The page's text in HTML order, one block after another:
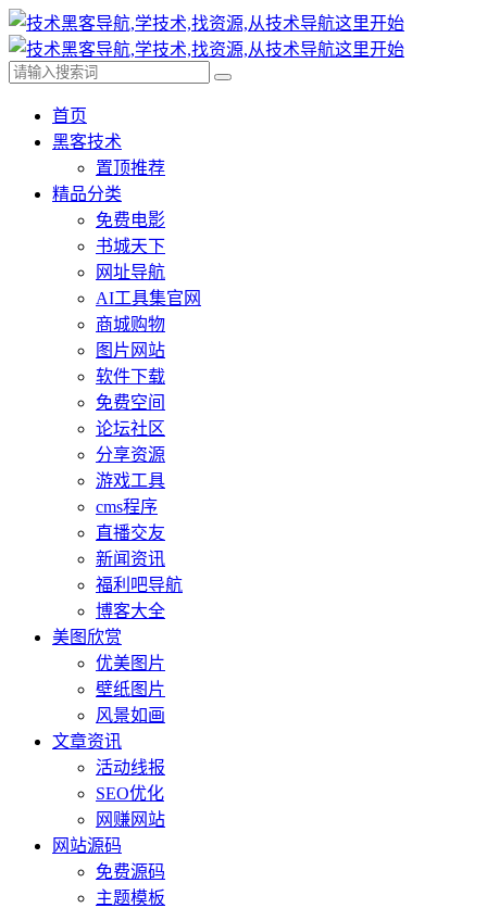
首页
黑客技术
置顶推荐
精品分类
免费电影
书城天下
网址导航
AI工具集官网
商城购物
图片网站
软件下载
免费空间
论坛社区
分享资源
游戏工具
cms程序
直播交友
新闻资讯
福利吧导航
博客大全
美图欣赏
优美图片
壁纸图片
风景如画
文章资讯
活动线报
SEO优化
网赚网站
网站源码
免费源码
主题模板